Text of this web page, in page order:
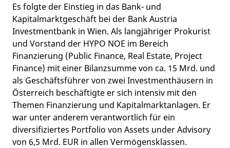
Es folgte der Einstieg in das Bank- und
Kapitalmarktgeschäft bei der Bank Austria
Investmentbank in Wien. Als langjähriger Prokurist
und Vorstand der HYPO NOE im Bereich
Finanzierung (Public Finance, Real Estate, Project
Finance) mit einer Bilanzsumme von ca. 15 Mrd. und
als Geschäftsführer von zwei Investmenthäusern in
Österreich beschäftigte er sich intensiv mit den
Themen Finanzierung und Kapitalmarktanlagen. Er
war unter anderem verantwortlich für ein
diversifiziertes Portfolio von Assets under Advisory
von 6,5 Mrd. EUR in allen Vermögensklassen.